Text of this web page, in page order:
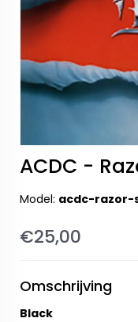
ACDC -
Model: acdc-razor-
€25,00
Omschrijving
Black